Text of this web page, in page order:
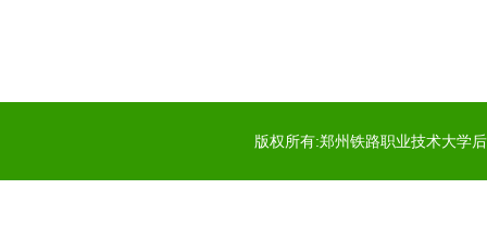
版权所有:郑州铁路职业技术大学